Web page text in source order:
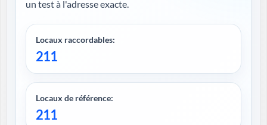
un test à l'adresse exacte.
Locaux raccordables:
211
Locaux de référence:
211